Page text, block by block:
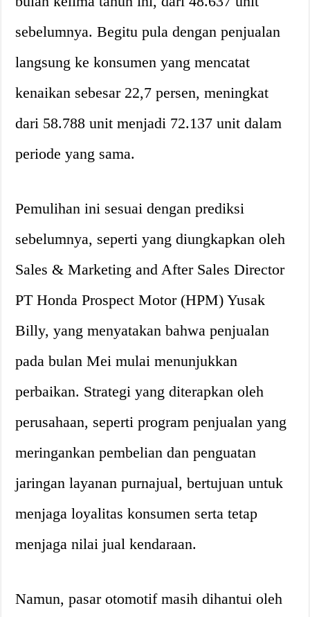
sebelumnya. Begitu pula dengan penjualan
langsung ke konsumen yang mencatat
kenaikan sebesar 22,7 persen, meningkat
dari 58.788 unit menjadi 72.137 unit dalam
periode yang sama.
Pemulihan ini sesuai dengan prediksi
sebelumnya, seperti yang diungkapkan oleh
Sales & Marketing and After Sales Director
PT Honda Prospect Motor (HPM) Yusak
Billy, yang menyatakan bahwa penjualan
pada bulan Mei mulai menunjukkan
perbaikan. Strategi yang diterapkan oleh
perusahaan, seperti program penjualan yang
meringankan pembelian dan penguatan
jaringan layanan purnajual, bertujuan untuk
menjaga loyalitas konsumen serta tetap
menjaga nilai jual kendaraan.
Namun, pasar otomotif masih dihantui oleh